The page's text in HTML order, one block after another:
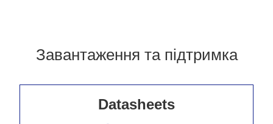
Завантаження та підтримка
Datasheets